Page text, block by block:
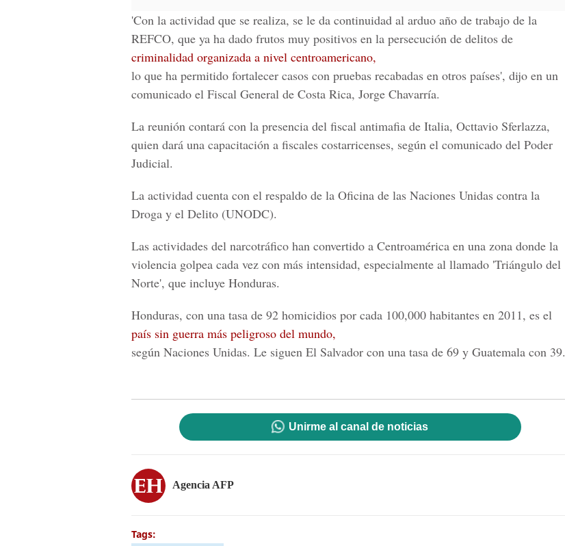
'Con la actividad que se realiza, se le da continuidad al arduo año de trabajo de la
REFCO, que ya ha dado frutos muy positivos en la persecución de delitos de
criminalidad organizada a nivel centroamericano,
lo que ha permitido fortalecer casos con pruebas recabadas en otros países', dijo en un
comunicado el Fiscal General de Costa Rica, Jorge Chavarría.
La reunión contará con la presencia del fiscal antimafia de Italia, Octtavio Sferlazza,
quien dará una capacitación a fiscales costarricenses, según el comunicado del Poder
Judicial.
La actividad cuenta con el respaldo de la Oficina de las Naciones Unidas contra la
Droga y el Delito (UNODC).
Las actividades del narcotráfico han convertido a Centroamérica en una zona donde la
violencia golpea cada vez con más intensidad, especialmente al llamado 'Triángulo del
Norte', que incluye Honduras.
Honduras, con una tasa de 92 homicidios por cada 100,000 habitantes en 2011, es el
país sin guerra más peligroso del mundo,
según Naciones Unidas. Le siguen El Salvador con una tasa de 69 y Guatemala con 39.
Unirme al canal de noticias
Agencia AFP
Tags: